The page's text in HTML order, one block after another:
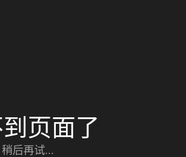
页面了
后再试...